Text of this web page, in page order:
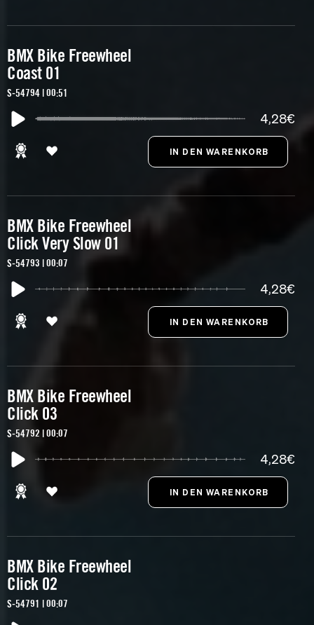
BMX Bike Freewheel
Coast 01
S-54794 | 00:51
4,28€
BMX Bike Freewheel
Click Very Slow 01
S-54793 | 00:07
4,28€
BMX Bike Freewheel
Click 03
S-54792 | 00:07
4,28€
BMX Bike Freewheel
Click 02
S-54791 | 00:07